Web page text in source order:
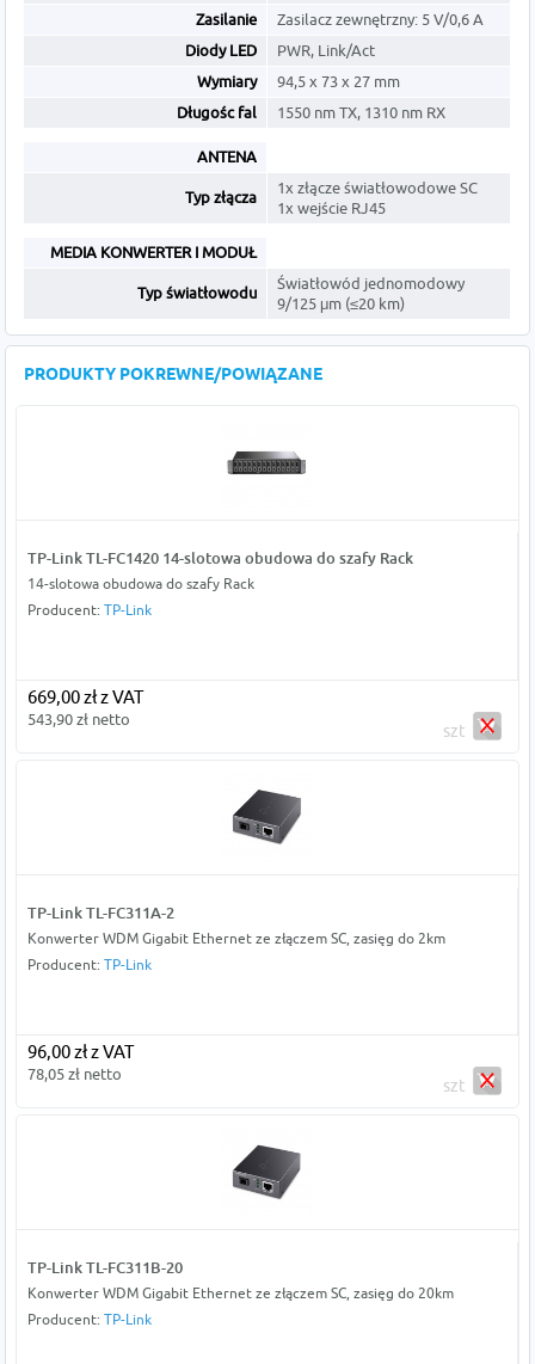
Zasilanie
Zasilacz zewnętrzny: 5 V/0,6 A
Diody LED
PWR, Link/Act
Wymiary
94,5 x 73 x 27 mm
Długośc fal
1550 nm TX, 1310 nm RX
ANTENA
Typ złącza
1x złącze światłowodowe SC
1x wejście RJ45
MEDIA KONWERTER I MODUŁ
Typ światłowodu
Światłowód jednomodowy
9/125 μm (≤20 km)
PRODUKTY POKREWNE/POWIĄZANE
TP-Link TL-FC1420 14-slotowa obudowa do szafy Rack
14-slotowa obudowa do szafy Rack
Producent: TP-Link
669,00 zł z VAT
543,90 zł netto
szt
TP-Link TL-FC311A-2
Konwerter WDM Gigabit Ethernet ze złączem SC, zasięg do 2km
Producent: TP-Link
96,00 zł z VAT
78,05 zł netto
szt
TP-Link TL-FC311B-20
Konwerter WDM Gigabit Ethernet ze złączem SC, zasięg do 20km
Producent: TP-Link